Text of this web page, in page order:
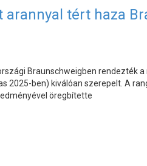
arannyal tért haza
Braunschweigben rendezték
2025-ben) kiválóan szerepelt. A
öregbítette